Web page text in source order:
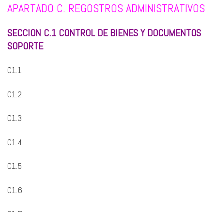
APARTADO C. REGOSTROS ADMINISTRATIVOS
SECCION C.1 CONTROL DE BIENES Y DOCUMENTOS
SOPORTE
C1.1
C1.2
C1.3
C1.4
C1.5
C1.6